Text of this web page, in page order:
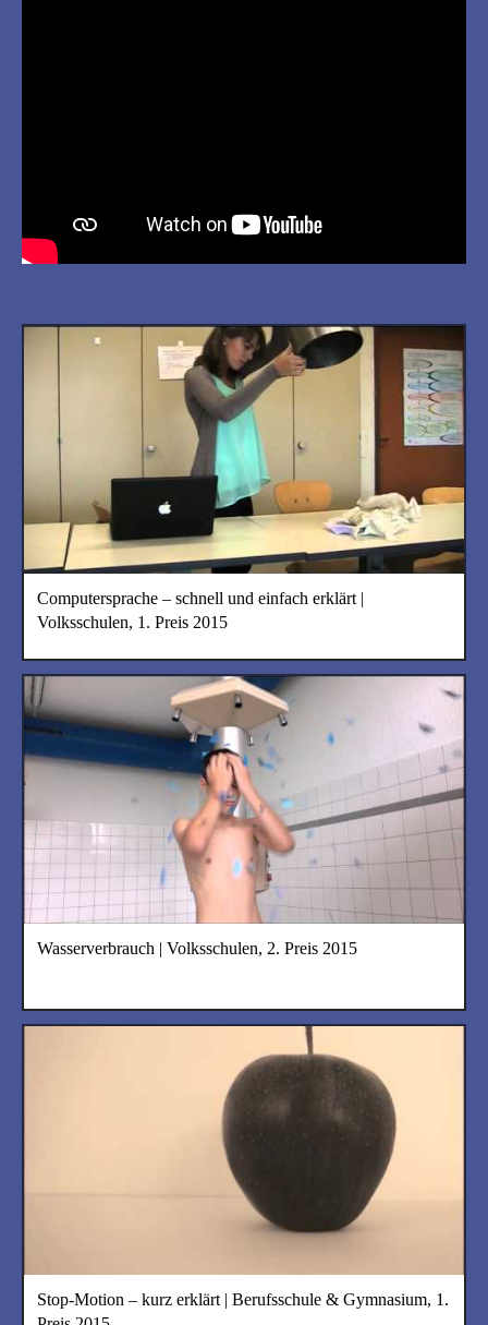
Computersprache – schnell und einfach erklärt |
Volksschulen, 1. Preis 2015
Wasserverbrauch | Volksschulen, 2. Preis 2015
Stop-Motion – kurz erklärt | Berufsschule & Gymnasium, 1.